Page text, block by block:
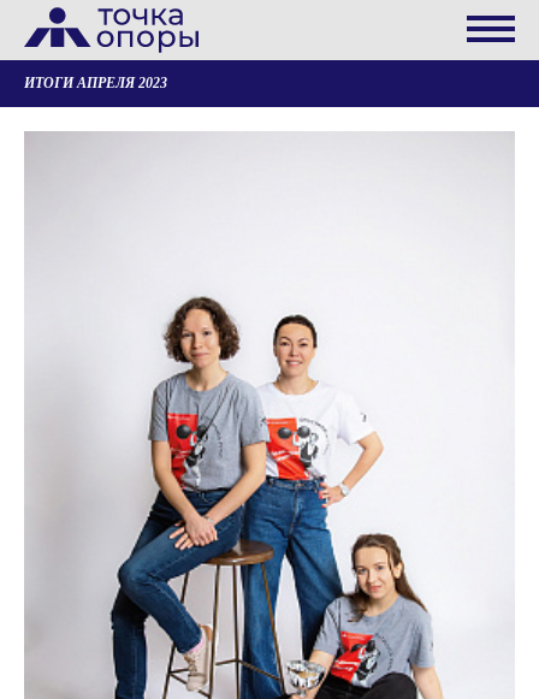
ИТОГИ АПРЕЛЯ 2023